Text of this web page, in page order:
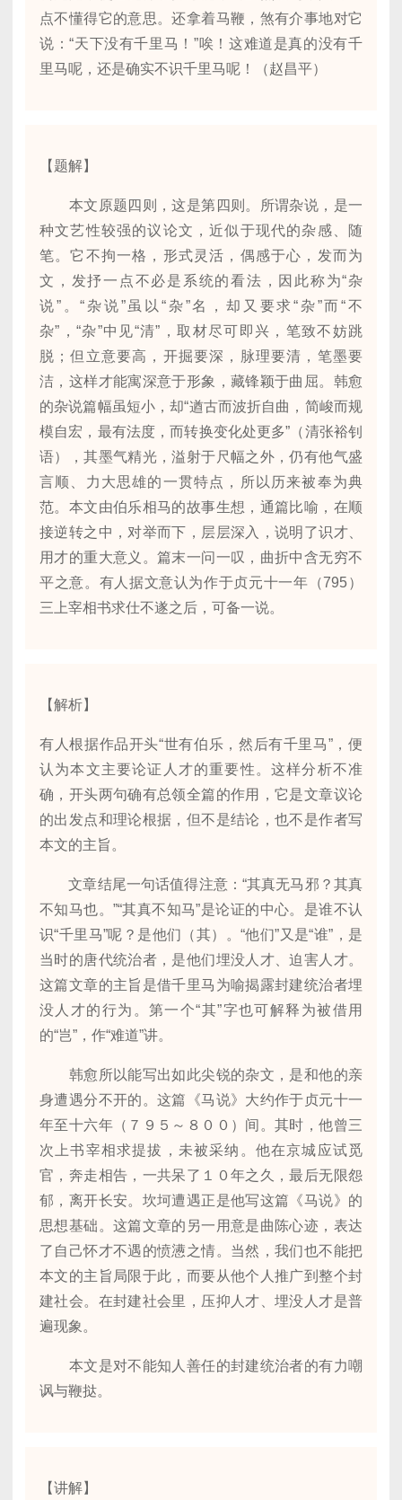
点不懂得它的意思。还拿着马鞭，煞有介事地对它
说：“天下没有千里马！”唉！这难道是真的没有千
里马呢，还是确实不识千里马呢！（赵昌平）
【题解】
本文原题四则，这是第四则。所谓杂说，是一
种文艺性较强的议论文，近似于现代的杂感、随
笔。它不拘一格，形式灵活，偶感于心，发而为
文，发抒一点不必是系统的看法，因此称为“杂
说”。“杂说”虽以“杂”名，却又要求“杂”而“不
杂”，“杂”中见“清”，取材尽可即兴，笔致不妨跳
脱；但立意要高，开掘要深，脉理要清，笔墨要
洁，这样才能寓深意于形象，藏锋颖于曲屈。韩愈
的杂说篇幅虽短小，却“遒古而波折自曲，简峻而规
模自宏，最有法度，而转换变化处更多”（清张裕钊
语），其墨气精光，溢射于尺幅之外，仍有他气盛
言顺、力大思雄的一贯特点，所以历来被奉为典
范。本文由伯乐相马的故事生想，通篇比喻，在顺
接逆转之中，对举而下，层层深入，说明了识才、
用才的重大意义。篇末一问一叹，曲折中含无穷不
平之意。有人据文意认为作于贞元十一年（795）
三上宰相书求仕不遂之后，可备一说。
【解析】
有人根据作品开头“世有伯乐，然后有千里马”，便
认为本文主要论证人才的重要性。这样分析不准
确，开头两句确有总领全篇的作用，它是文章议论
的出发点和理论根据，但不是结论，也不是作者写
本文的主旨。
文章结尾一句话值得注意：“其真无马邪？其真
不知马也。”“其真不知马”是论证的中心。是谁不认
识“千里马”呢？是他们（其）。“他们”又是“谁”，是
当时的唐代统治者，是他们埋没人才、迫害人才。
这篇文章的主旨是借千里马为喻揭露封建统治者埋
没人才的行为。第一个“其”字也可解释为被借用
的“岂”，作“难道”讲。
韩愈所以能写出如此尖锐的杂文，是和他的亲
身遭遇分不开的。这篇《马说》大约作于贞元十一
年至十六年（７９５～８００）间。其时，他曾三
次上书宰相求提拔，未被采纳。他在京城应试觅
官，奔走相告，一共呆了１０年之久，最后无限怨
郁，离开长安。坎坷遭遇正是他写这篇《马说》的
思想基础。这篇文章的另一用意是曲陈心迹，表达
了自己怀才不遇的愤懑之情。当然，我们也不能把
本文的主旨局限于此，而要从他个人推广到整个封
建社会。在封建社会里，压抑人才、埋没人才是普
遍现象。
本文是对不能知人善任的封建统治者的有力嘲
讽与鞭挞。
【讲解】